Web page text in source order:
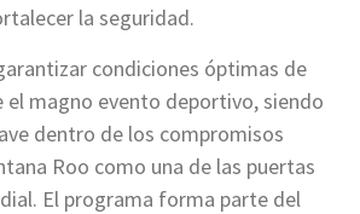
la seguridad.
condiciones óptimas de
magno evento deportivo, siendo
dentro de los compromisos
Roo como una de las puertas
El programa forma parte del